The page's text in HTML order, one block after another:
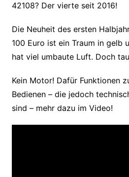
42108? Der vierte seit 2016!
Die Neuheit des ersten
100 Euro ist ein Traum in gelb
hat viel umbaute Luft. Doch
Kein Motor! Dafür Funktionen
Bedienen – die jedoch
sind – mehr dazu im Video!